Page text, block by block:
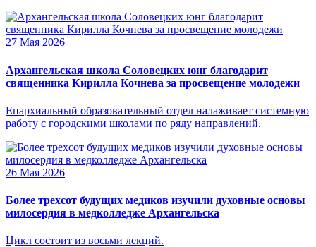
27 Мая 2026
Архангельская школа Соловецких юнг благодарит
священника Кирилла Кочнева за просвещение молодежи
Епархиальный образовательный отдел налаживает системную
работу с городскими школами по ряду направлений.
26 Мая 2026
Более трехсот будущих медиков изучили духовные основы
милосердия в медколледже Архангельска
Цикл состоит из восьми лекций.